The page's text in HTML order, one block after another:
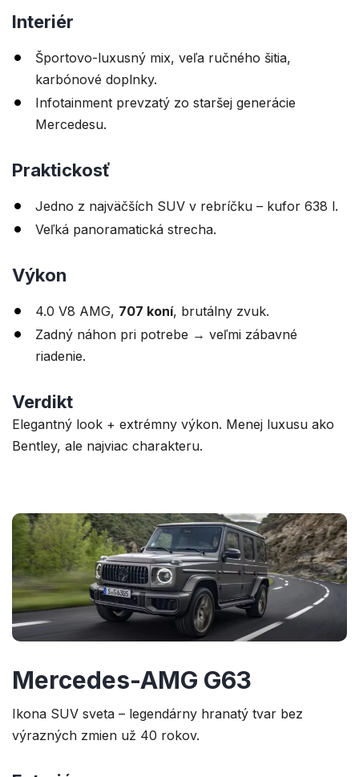
Interiér
Športovo-luxusný mix, veľa ručného šitia,
karbónové doplnky.
Infotainment prevzatý zo staršej generácie
Mercedesu.
Praktickosť
Jedno z najväčších SUV v rebríčku – kufor 638 l.
Veľká panoramatická strecha.
Výkon
4.0 V8 AMG, 707 koní, brutálny zvuk.
Zadný náhon pri potrebe → veľmi zábavné
riadenie.
Verdikt
Elegantný look + extrémny výkon. Menej luxusu ako
Bentley, ale najviac charakteru.
Mercedes-AMG G63
Ikona SUV sveta – legendárny hranatý tvar bez
výrazných zmien už 40 rokov.